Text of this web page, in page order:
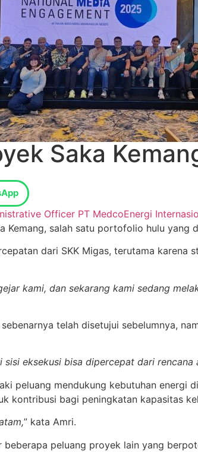
Saka
Officer PT MedcoEnergi
salah satu portofolio hulu yang
dari SKK Migas, terutama karena
kami, dan sekarang kami sedang
telah disetujui sebelumnya,
eksekusi bisa dipercepat dari rencana
peluang mendukung kebutuhan
kontribusi bagi peningkatan kapasitas
” kata Amri.
peluang proyek lain yang